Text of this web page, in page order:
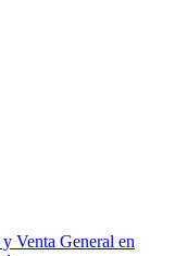
Venta General en